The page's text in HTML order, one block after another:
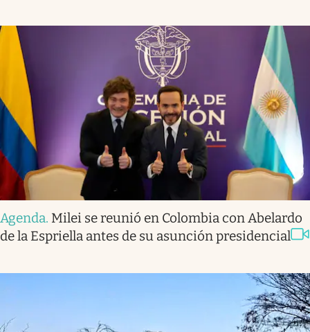
Agenda. Milei se reunió en Colombia con Abelardo
de la Espriella antes de su asunción presidencial